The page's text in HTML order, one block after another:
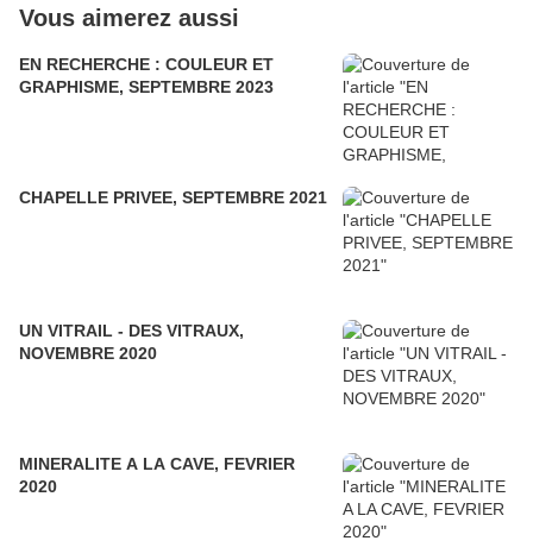
Vous aimerez aussi
EN RECHERCHE : COULEUR ET
GRAPHISME, SEPTEMBRE 2023
CHAPELLE PRIVEE, SEPTEMBRE 2021
UN VITRAIL - DES VITRAUX,
NOVEMBRE 2020
MINERALITE A LA CAVE, FEVRIER
2020